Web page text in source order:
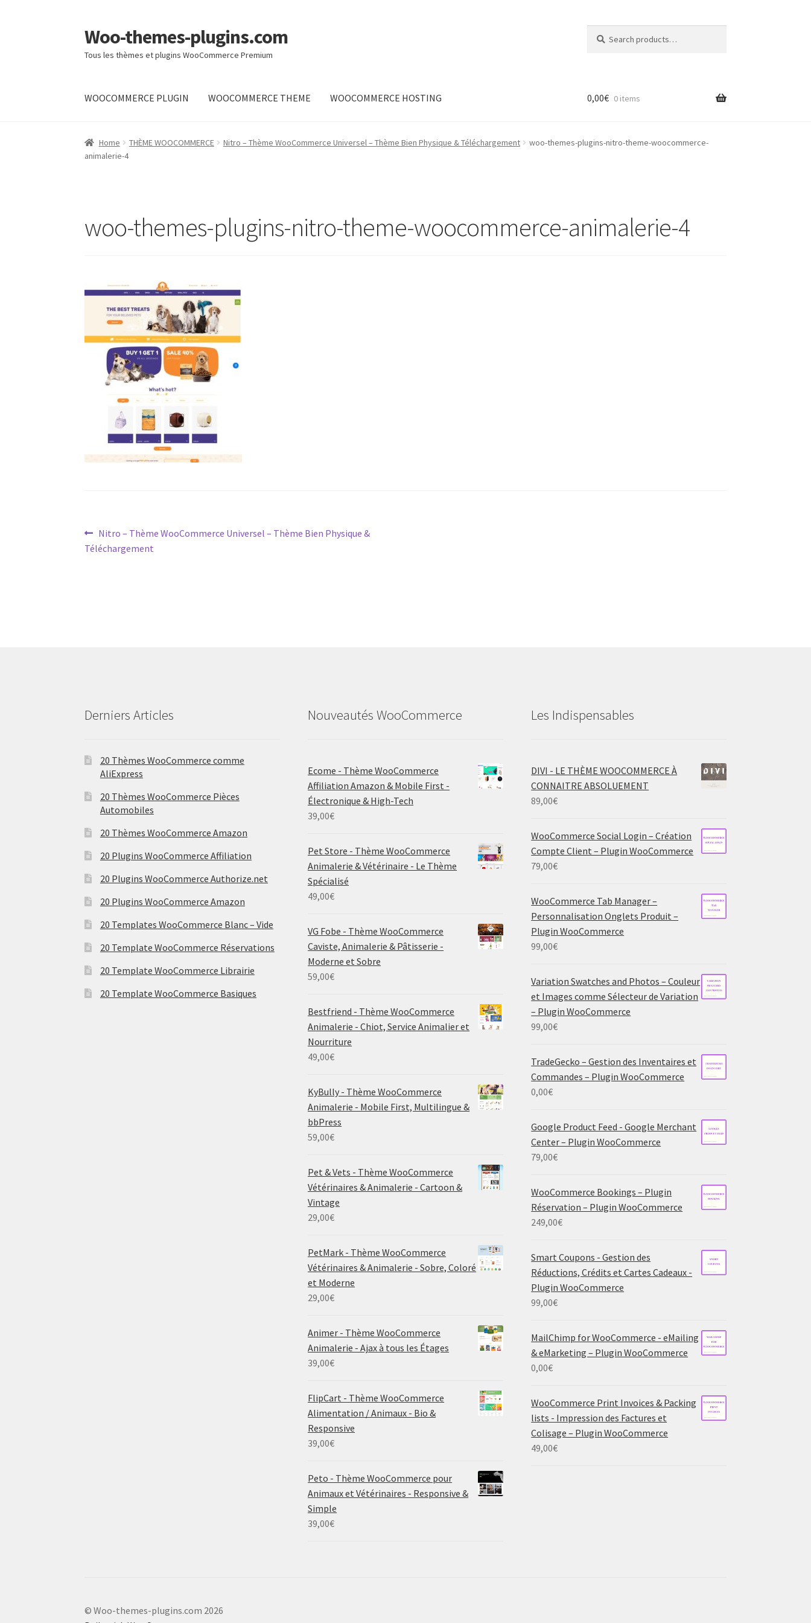
Skip
to
navigation
Skip
to
content
Woo-themes-plugins.com
Tous les thèmes et plugins WooCommerce Premium
for:
WOOCOMMERCE PLUGIN WOOCOMMERCE THEME WOOCOMMERCE HOSTING
Home
0,00€ 0 items
Home THÈME WOOCOMMERCE Nitro – Thème WooCommerce Universel – Thème Bien Physique & Téléchargement
woo-themes-plugins-nitro-theme-woocommerce-
animalerie-4
woo-themes-plugins-nitro-theme-woocommerce-animalerie-4
Post
navigation
Previous
post:
Nitro – Thème WooCommerce Universel – Thème Bien Physique &
Téléchargement
Derniers Articles
20 Thèmes WooCommerce comme
AliExpress
20 Thèmes WooCommerce Pièces
Automobiles
20 Thèmes WooCommerce Amazon
20 Plugins WooCommerce Affiliation
20 Plugins WooCommerce Authorize.net
20 Plugins WooCommerce Amazon
20 Templates WooCommerce Blanc – Vide
20 Template WooCommerce Réservations
20 Template WooCommerce Librairie
20 Template WooCommerce Basiques
Nouveautés WooCommerce
Ecome - Thème WooCommerce
Affiliation Amazon & Mobile First -
Électronique & High-Tech
39,00€
Pet Store - Thème WooCommerce
Animalerie & Vétérinaire - Le Thème
Spécialisé
49,00€
VG Fobe - Thème WooCommerce
Caviste, Animalerie & Pâtisserie -
Moderne et Sobre
59,00€
Bestfriend - Thème WooCommerce
Animalerie - Chiot, Service Animalier et
Nourriture
49,00€
KyBully - Thème WooCommerce
Animalerie - Mobile First, Multilingue &
bbPress
59,00€
Pet & Vets - Thème WooCommerce
Vétérinaires & Animalerie - Cartoon &
Vintage
29,00€
PetMark - Thème WooCommerce
Vétérinaires & Animalerie - Sobre, Coloré
et Moderne
29,00€
Animer - Thème WooCommerce
Animalerie - Ajax à tous les Étages
39,00€
FlipCart - Thème WooCommerce
Alimentation / Animaux - Bio &
Responsive
39,00€
Peto - Thème WooCommerce pour
Animaux et Vétérinaires - Responsive &
Simple
39,00€
Les Indispensables
DIVI - LE THÈME WOOCOMMERCE À
CONNAITRE ABSOLUEMENT
89,00€
WooCommerce Social Login – Création
Compte Client – Plugin WooCommerce
79,00€
WooCommerce Tab Manager –
Personnalisation Onglets Produit –
Plugin WooCommerce
99,00€
Variation Swatches and Photos – Couleur
et Images comme Sélecteur de Variation
– Plugin WooCommerce
99,00€
TradeGecko – Gestion des Inventaires et
Commandes – Plugin WooCommerce
0,00€
Google Product Feed - Google Merchant
Center – Plugin WooCommerce
79,00€
WooCommerce Bookings – Plugin
Réservation – Plugin WooCommerce
249,00€
Smart Coupons - Gestion des
Réductions, Crédits et Cartes Cadeaux -
Plugin WooCommerce
99,00€
MailChimp for WooCommerce - eMailing
& eMarketing – Plugin WooCommerce
0,00€
WooCommerce Print Invoices & Packing
lists - Impression des Factures et
Colisage – Plugin WooCommerce
49,00€
© Woo-themes-plugins.com 2026